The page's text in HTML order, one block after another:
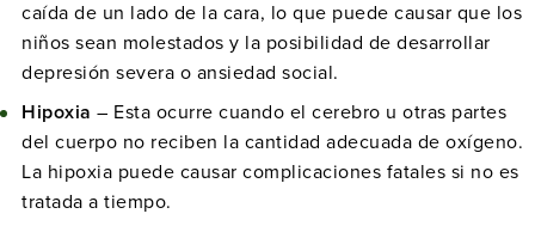
caída de un lado de la cara, lo que puede causar que los
niños sean molestados y la posibilidad de desarrollar
depresión severa o ansiedad social.
Hipoxia – Esta ocurre cuando el cerebro u otras partes
del cuerpo no reciben la cantidad adecuada de oxígeno.
La hipoxia puede causar complicaciones fatales si no es
tratada a tiempo.